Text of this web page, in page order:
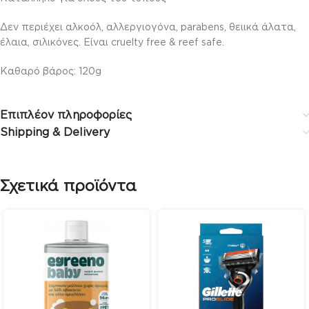
Δεν περιέχει αλκοόλ, αλλεργιογόνα, parabens, θειικά άλατα,
έλαια, σιλικόνες. Είναι cruelty free & reef safe.
Καθαρό βάρος: 120g
Επιπλέον πληροφορίες
Shipping & Delivery
Σχετικά προϊόντα